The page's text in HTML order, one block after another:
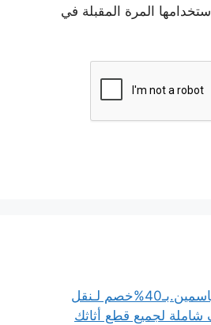
المرة المقبلة في
دينا نقل عفش حي الياسمين.بـ40%خصم لـنقل
لجميع قطع أثاثك